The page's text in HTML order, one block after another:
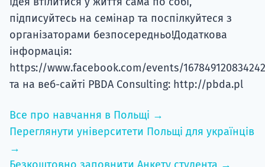
підписуйтесь на семінар та поспілкуйтеся з
організаторами безпосередньо!Додаткова
інформація:
https://www.facebook.com/events/
та на веб-сайті PBDA Consulting: http://pbda.pl
Переглянути університети Польщі для українців
→
Безкоштовно заповнити Анкету студента →